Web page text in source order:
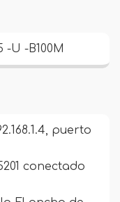
-U -B100M
puerto
conectado